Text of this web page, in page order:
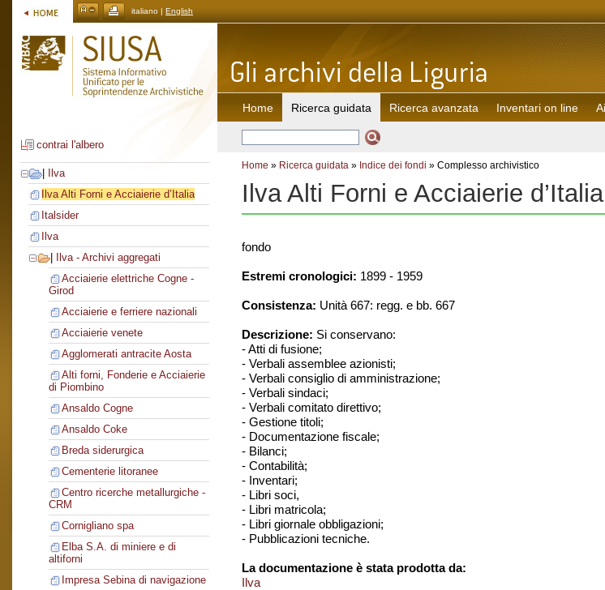
italiano | English
contrai l'albero
Ilva
Ilva Alti Forni e Acciaierie d’Italia
Italsider
Ilva
Ilva - Archivi aggregati
Acciaierie elettriche Cogne -
Girod
Acciaierie e ferriere nazionali
Acciaierie venete
Agglomerati antracite Aosta
Alti forni, Fonderie e Acciaierie
di Piombino
Ansaldo Cogne
Ansaldo Coke
Breda siderurgica
Cementerie litoranee
Centro ricerche metallurgiche -
CRM
Cornigliano spa
Elba S.A. di miniere e di
altiforni
Impresa Sebina di navigazione
Home Ricerca guidata Ricerca avanzata Inventari on line
Home » Ricerca guidata » Indice dei fondi » Complesso archivistico
Ilva Alti Forni e Acciaierie d’Italia
fondo
Estremi cronologici: 1899 - 1959
Consistenza: Unità 667: regg. e bb. 667
Descrizione: Si conservano:
- Atti di fusione;
- Verbali assemblee azionisti;
- Verbali consiglio di amministrazione;
- Verbali sindaci;
- Verbali comitato direttivo;
- Gestione titoli;
- Documentazione fiscale;
- Bilanci;
- Contabilità;
- Inventari;
- Libri soci,
- Libri matricola;
- Libri giornale obbligazioni;
- Pubblicazioni tecniche.
La documentazione è stata prodotta da:
Ilva